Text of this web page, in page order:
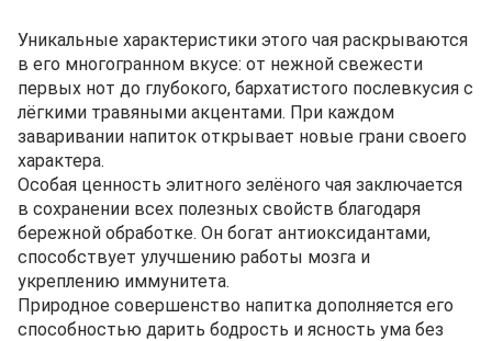
Уникальные характеристики этого чая раскрываются
в его многогранном вкусе: от нежной свежести
первых нот до глубокого, бархатистого послевкусия с
лёгкими травяными акцентами. При каждом
заваривании напиток открывает новые грани своего
характера.
Особая ценность элитного зелёного чая заключается
в сохранении всех полезных свойств благодаря
бережной обработке. Он богат антиоксидантами,
способствует улучшению работы мозга и
укреплению иммунитета.
Природное совершенство напитка дополняется его
способностью дарить бодрость и ясность ума без